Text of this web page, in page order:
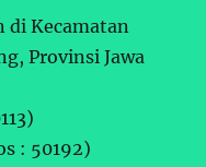
di Kecamatan
Provinsi Jawa
: 50192)